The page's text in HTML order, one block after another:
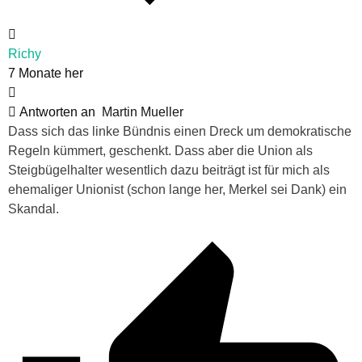
Richy
7 Monate her
Antworten an
Martin Mueller
Dass sich das linke Bündnis einen Dreck um demokratische
Regeln kümmert, geschenkt. Dass aber die Union als
Steigbügelhalter wesentlich dazu beiträgt ist für mich als
ehemaliger Unionist (schon lange her, Merkel sei Dank) ein
Skandal.